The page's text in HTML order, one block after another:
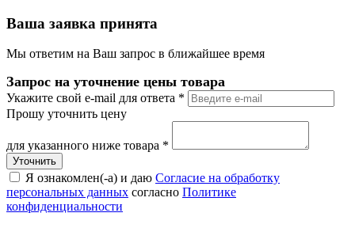
Ваша заявка принята
Мы ответим на Ваш запрос в ближайшее время
Запрос на уточнение цены товара
Укажите свой e-mail для ответа *
Прошу уточнить цену
для указанного ниже товара *
Я ознакомлен(-а) и даю Согласие на обработку
персональных данных согласно Политике
конфиденциальности